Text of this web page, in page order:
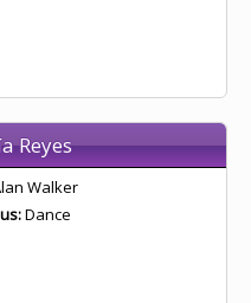
Reyes
Walker
Dance